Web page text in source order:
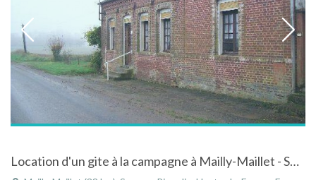
Location d'un gite à la campagne à Mailly-Maillet - Somme - Picardie